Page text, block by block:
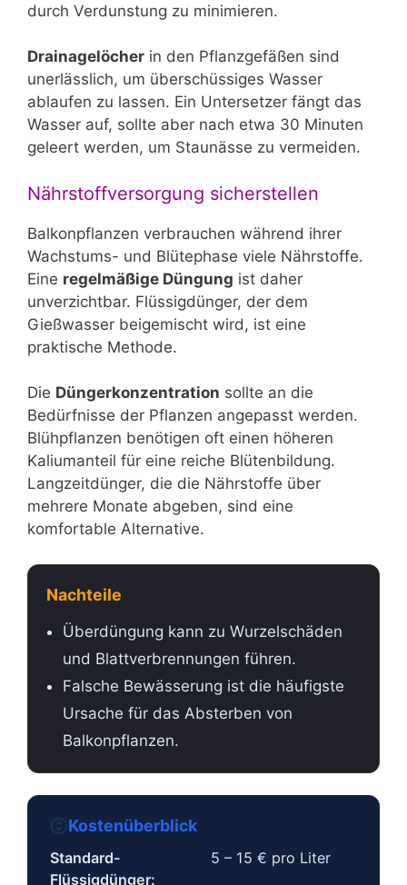
durch Verdunstung zu minimieren.
Drainagelöcher in den Pflanzgefäßen sind
unerlässlich, um überschüssiges Wasser
ablaufen zu lassen. Ein Untersetzer fängt das
Wasser auf, sollte aber nach etwa 30 Minuten
geleert werden, um Staunässe zu vermeiden.
Nährstoffversorgung sicherstellen
Balkonpflanzen verbrauchen während ihrer
Wachstums- und Blütephase viele Nährstoffe.
Eine regelmäßige Düngung ist daher
unverzichtbar. Flüssigdünger, der dem
Gießwasser beigemischt wird, ist eine
praktische Methode.
Die Düngerkonzentration sollte an die
Bedürfnisse der Pflanzen angepasst werden.
Blühpflanzen benötigen oft einen höheren
Kaliumanteil für eine reiche Blütenbildung.
Langzeitdünger, die die Nährstoffe über
mehrere Monate abgeben, sind eine
komfortable Alternative.
Nachteile
Überdüngung kann zu Wurzelschäden
und Blattverbrennungen führen.
Falsche Bewässerung ist die häufigste
Ursache für das Absterben von
Balkonpflanzen.
Kostenüberblick
Standard-
Flüssigdünger:
5 – 15 € pro Liter